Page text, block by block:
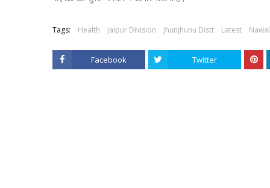
Tags: Health Jaipur Division Jhunjhunu Distt Latest
Facebook Twitter